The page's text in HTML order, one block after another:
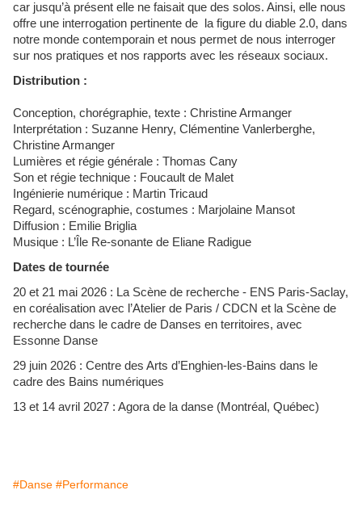
car jusqu’à présent elle ne faisait que des solos. Ainsi, elle nous
offre une interrogation pertinente de la figure du diable 2.0, dans
notre monde contemporain et nous permet de nous interroger
sur nos pratiques et nos rapports avec les réseaux sociaux.
Distribution :
Conception, chorégraphie, texte : Christine Armanger
Interprétation : Suzanne Henry, Clémentine Vanlerberghe,
Christine Armanger
Lumières et régie générale : Thomas Cany
Son et régie technique : Foucault de Malet
Ingénierie numérique : Martin Tricaud
Regard, scénographie, costumes : Marjolaine Mansot
Diffusion : Emilie Briglia
Musique : L’Île Re-sonante de Eliane Radigue
Dates de tournée
20 et 21 mai 2026 : La Scène de recherche - ENS Paris-Saclay,
en coréalisation avec l’Atelier de Paris / CDCN et la Scène de
recherche dans le cadre de Danses en territoires, avec
Essonne Danse
29 juin 2026 : Centre des Arts d’Enghien-les-Bains dans le
cadre des Bains numériques
13 et 14 avril 2027 : Agora de la danse (Montréal, Québec)
#Danse #Performance